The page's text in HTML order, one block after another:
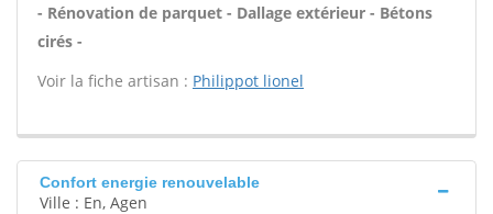
- Rénovation de parquet - Dallage extérieur - Bétons
cirés -
Voir la fiche artisan : Philippot lionel
Confort energie renouvelable
Ville : En, Agen